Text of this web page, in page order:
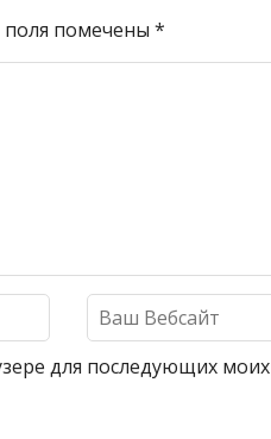
помечены *
для последующих моих